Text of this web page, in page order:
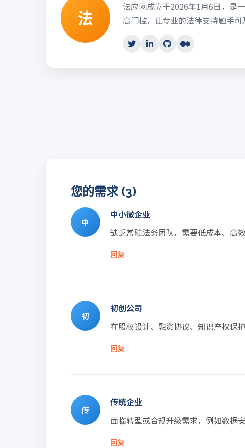
法
法应网成立于2026年1月6日，是
高门槛，让专业的法律支持触手可
您的需求 (3)
中
中小微企业
缺乏常驻法务团队，需要低成本、高
回复
初
初创公司
在股权设计、融资协议、知识产权保
回复
传
传统企业
面临转型或合规升级需求，例如数据
回复